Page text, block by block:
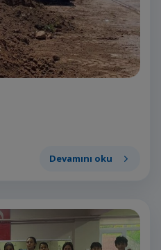
Devamını oku